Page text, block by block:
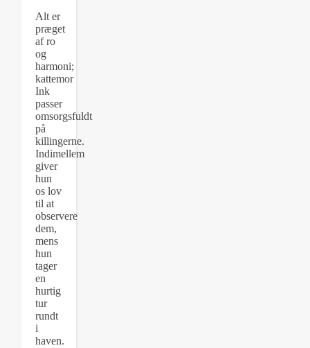
Alt er
præget
af ro
og
harmoni;
kattemor
Ink
passer
omsorgsfuldt
på
killingerne.
Indimellem
giver
hun
os lov
til at
observere
dem,
mens
hun
tager
en
hurtig
tur
rundt
i
haven.